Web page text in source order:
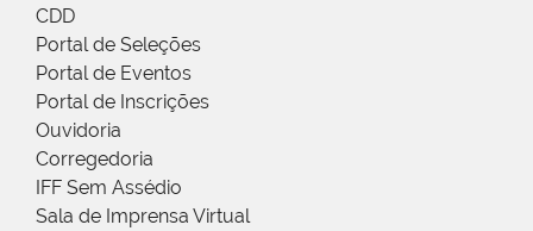
CDD
Portal de Seleções
Portal de Eventos
Portal de Inscrições
Ouvidoria
Corregedoria
IFF Sem Assédio
Sala de Imprensa Virtual